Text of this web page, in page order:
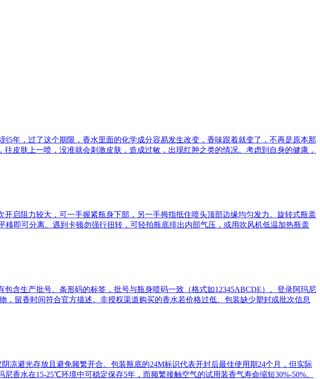
年，过了这个期限，香水里面的化学成分容易发生改变，香味跟着就变了，不再是原本那
皮肤上一喷，没准就会刺激皮肤，造成过敏，出现红肿之类的情况。考虑到自身的健康，
启阻力较大，可一手握紧瓶身下部，另一手拇指抵住喷头顶部边缘均匀发力。旋转式瓶盖
即可分离。遇到卡顿勿强行扭转，可轻拍瓶底排出内部气压，或用吹风机低温加热瓶盖
含生产批号、条形码的标签，批号与瓶身喷码一致（格式如12345ABCDE）。登录阿玛尼
留香时间符合官方描述。非授权渠道购买的香水若价格过低、包装缺少塑封或批次信息
凉避光存放且避免频繁开合。包装瓶底的24M标识代表开封后最佳使用期24个月，但实际
香水在15-25℃环境中可稳定保存5年，而频繁接触空气的试用装香气寿命缩短30%-50%。